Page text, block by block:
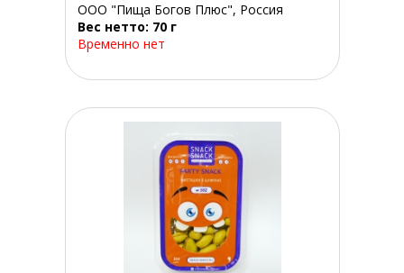
ООО "Пища Богов Плюс", Россия
Вес нетто: 70 г
Временно нет